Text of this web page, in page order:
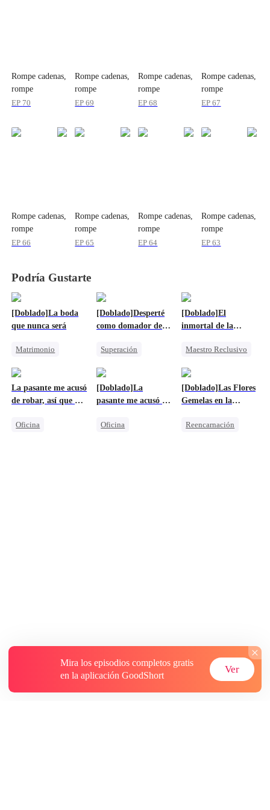
Rompe cadenas,
rompe
corazones
EP 70
Rompe cadenas,
rompe
corazones
EP69
Rompe cadenas,
rompe
corazones
EP68
Rompe cadenas,
rompe
corazones
EP67
Rompe cadenas,
rompe
corazones
EP66
Rompe cadenas,
rompe
corazones
EP65
Rompe cadenas,
rompe
corazones
EP64
Rompe cadenas,
rompe
corazones
EP63
Podría Gustarte
[Doblado]La boda
que nunca será
Matrimonio
Triángulo Amoroso
[Doblado]Desperté
como domador de
Superación
[Doblado]El
inmortal de la
Maestro Reclusivo
La pasante me acusó
de robar, así que me
Oficina
[Doblado]La
pasante me acusó de
llevé todo
Oficina
[Doblado]Las Flores
Gemelas en la
Reencarnación
Mira los episodios completos gratis
en la aplicación GoodShort
Ver